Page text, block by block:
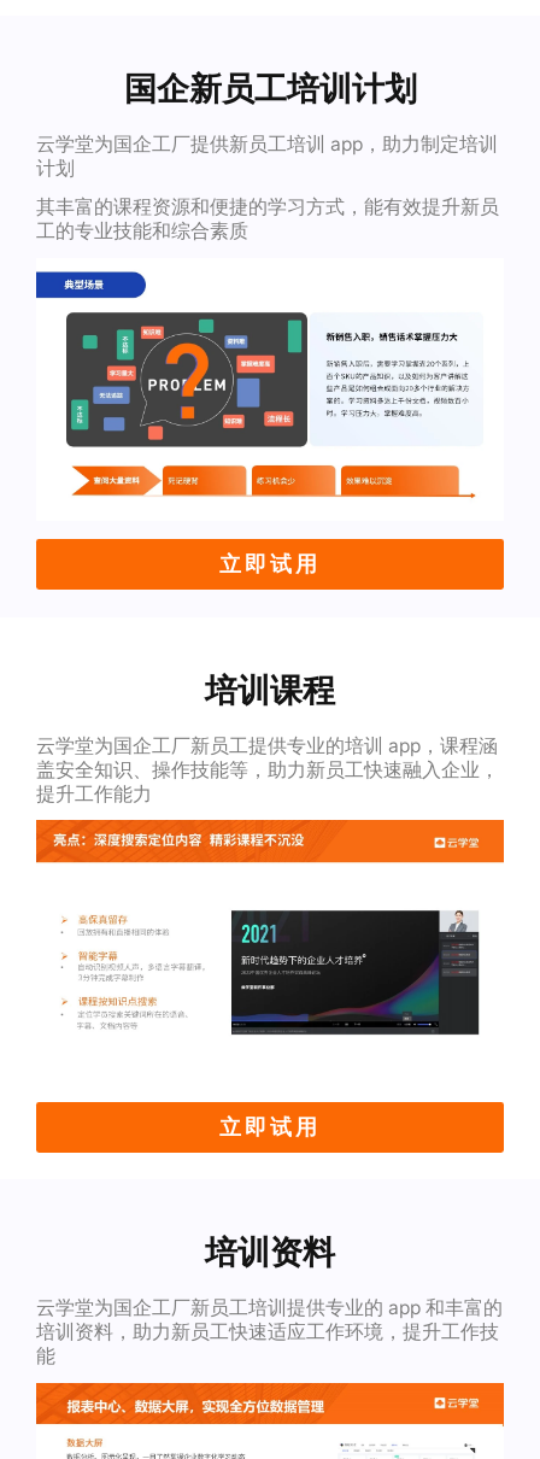
国企新员工培训计划
云学堂为国企工厂提供新员工培训 app，助力制定培训
计划
其丰富的课程资源和便捷的学习方式，能有效提升新员
工的专业技能和综合素质
立即试用
培训课程
云学堂为国企工厂新员工提供专业的培训 app，课程涵
盖安全知识、操作技能等，助力新员工快速融入企业，
提升工作能力
立即试用
培训资料
云学堂为国企工厂新员工培训提供专业的 app 和丰富的
培训资料，助力新员工快速适应工作环境，提升工作技
能